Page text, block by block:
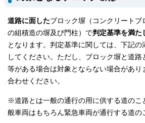
道路に面したブロック塀（コンクリートブ
の組積造の塀及び門柱）で判定基準を満た
となります。判定基準に関しては、下記の
してください。ただし、ブロック塀と道路
等がある場合は対象とならない場合があり
合わせください。
※道路とは一般の通行の用に供する道のこ
般車両はもちろん緊急車両が通行する道の